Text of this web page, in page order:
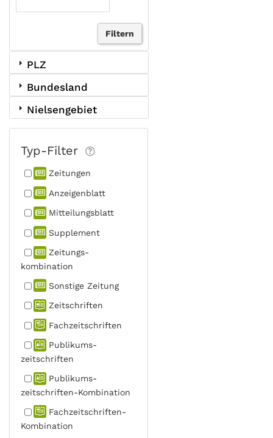
PLZ
Bundesland
Nielsengebiet
Typ-Filter
Zeitungen
Anzeigen­blatt
Mitteilungs­blatt
Supplement
Zeitungs­
kombination
Sonstige Zeitung
Zeitschriften
Fachzeit­schriften
Publikums­
zeitschriften
Publikums­
zeitschriften-Kombination
Fachzeit­schriften-
Kombination